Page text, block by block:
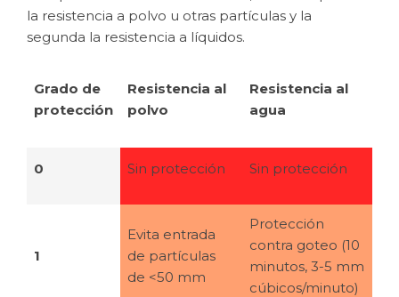
la resistencia a polvo u otras partículas y la
segunda la resistencia a líquidos.
Grado de
protección
Resistencia al
polvo
Resistencia al
agua
0 Sin protección Sin protección
1
Evita entrada
de partículas
de <50 mm
Protección
contra goteo (10
minutos, 3-5 mm
cúbicos/minuto)